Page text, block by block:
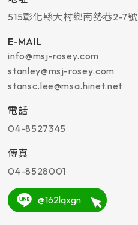
515彰化縣大村鄉南勢巷2-7號
E-MAIL
info@msj-rosey.com
stanley@msj-rosey.com
stansc.lee@msa.hinet.net
電話
04-8527345
傳真
04-8528001
@162lqxgn